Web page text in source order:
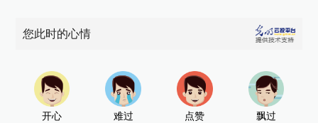
您此时的心情
开心 难过 点赞 飘过